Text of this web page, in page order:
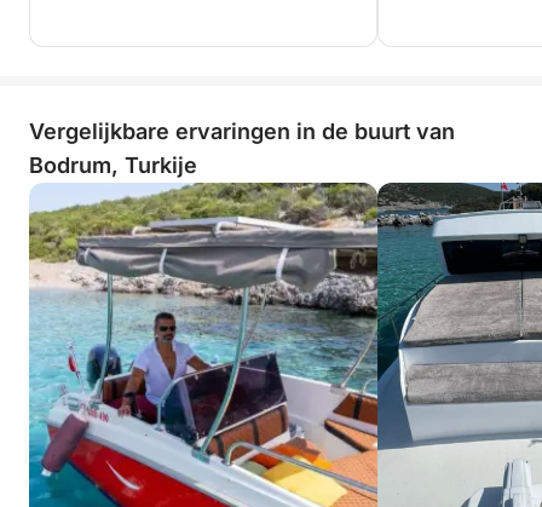
Vergelijkbare ervaringen in de buurt van
Bodrum, Turkije